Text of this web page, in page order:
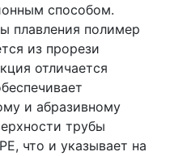
способом.
плавления полимер
из прорези
отличается
и абразивному
трубы
что и указывает на